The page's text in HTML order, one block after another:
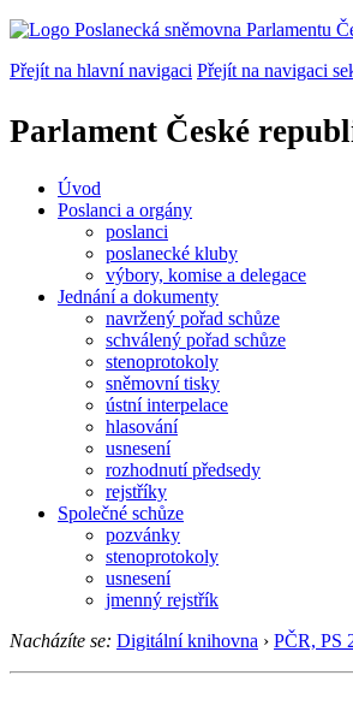
Přejít na hlavní navigaci Přejít na navigaci
Parlament České
Úvod
Poslanci a orgány
poslanci
poslanecké kluby
výbory, komise a delegace
Jednání a dokumenty
navržený pořad schůze
schválený pořad schůze
stenoprotokoly
sněmovní tisky
ústní interpelace
hlasování
usnesení
rozhodnutí předsedy
rejstříky
Společné schůze
pozvánky
stenoprotokoly
usnesení
jmenný rejstřík
Nacházíte se: Digitální knihovna › PČR, PS